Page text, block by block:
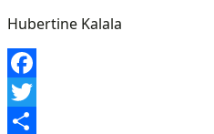
Hubertine Kalala
Facebook
Twitter